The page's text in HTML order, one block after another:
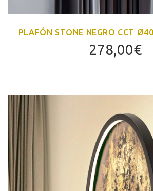
PLAFÓN STONE NEGRO CCT
278,00€